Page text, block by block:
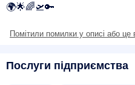
🌍🌟🌈🛫🔑
Помітили помилки у описі або це
Послуги підприємства